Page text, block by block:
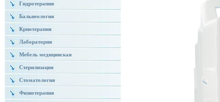
Гидротерапия
Бальнеология
Криотерапия
Лаборатория
Мебель медицинская
Стерилизация
Стоматология
Физиотерапия